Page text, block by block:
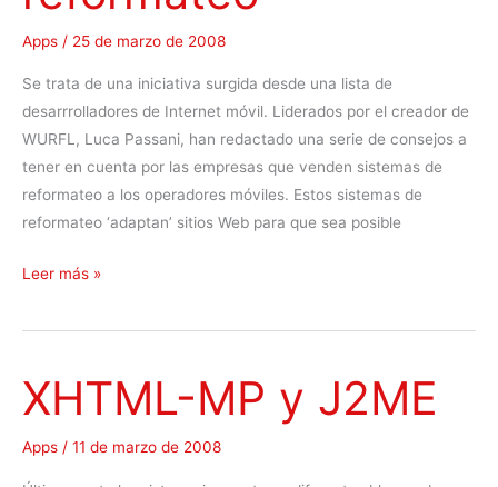
w
e
b
m
ó
v
l
Apps / 25 de marzo de 2008
Se trata de una iniciativa surgida desde una lista de
desarrrolladores de Internet móvil. Liderados por el creador de
WURFL, Luca Passani, han redactado una serie de consejos a
tener en cuenta por las empresas que venden sistemas de
reformateo a los operadores móviles. Estos sistemas de
reformateo ‘adaptan’ sitios Web para que sea posible
M
n
f
i
e
Leer más »
XHTML-MP y J2ME
Apps / 11 de marzo de 2008